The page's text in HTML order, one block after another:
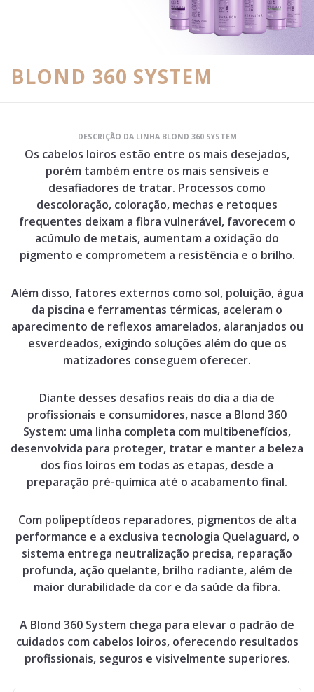
BLOND 360 SYSTEM
DESCRIÇÃO DA LINHA BLOND 360 SYSTEM
Os cabelos loiros estão entre os mais desejados,
porém também entre os mais sensíveis e
desafiadores de tratar. Processos como
descoloração, coloração, mechas e retoques
frequentes deixam a fibra vulnerável, favorecem o
acúmulo de metais, aumentam a oxidação do
pigmento e comprometem a resistência e o brilho.
Além disso, fatores externos como sol, poluição, água
da piscina e ferramentas térmicas, aceleram o
aparecimento de reflexos amarelados, alaranjados ou
esverdeados, exigindo soluções além do que os
matizadores conseguem oferecer.
Diante desses desafios reais do dia a dia de
profissionais e consumidores, nasce a Blond 360
System: uma linha completa com multibenefícios,
desenvolvida para proteger, tratar e manter a beleza
dos fios loiros em todas as etapas, desde a
preparação pré-química até o acabamento final.
Com polipeptídeos reparadores, pigmentos de alta
performance e a exclusiva tecnologia Quelaguard, o
sistema entrega neutralização precisa, reparação
profunda, ação quelante, brilho radiante, além de
maior durabilidade da cor e da saúde da fibra.
A Blond 360 System chega para elevar o padrão de
cuidados com cabelos loiros, oferecendo resultados
profissionais, seguros e visivelmente superiores.